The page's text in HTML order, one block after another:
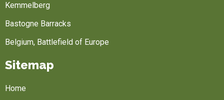
Kemmelberg
Bastogne Barracks
Belgium, Battlefield of Europe
Sitemap
Home